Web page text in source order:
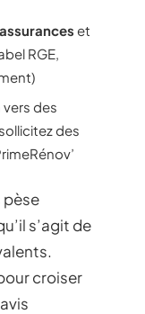
assurances et
RGE,
des
des
pèse
s’agit de
croiser